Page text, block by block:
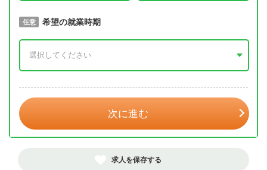
必須 取得予定年
任意 希望の就業時期
次に進む
求人を保存する